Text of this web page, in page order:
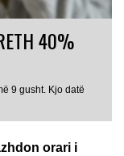
40%
9 gusht. Kjo datë
orari i